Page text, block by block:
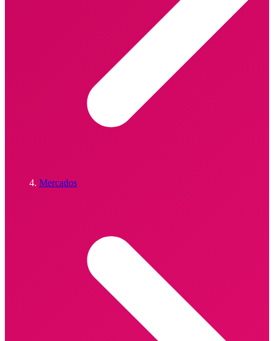
Mercados